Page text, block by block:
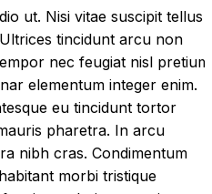
ut. Nisi vitae suscipit tellus
tincidunt arcu non
nec feugiat nisl pretium
elementum integer enim.
eu tincidunt tortor
pharetra. In arcu
nibh cras. Condimentum
morbi tristique